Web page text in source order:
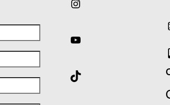
Instagram
YouTube
TikTok